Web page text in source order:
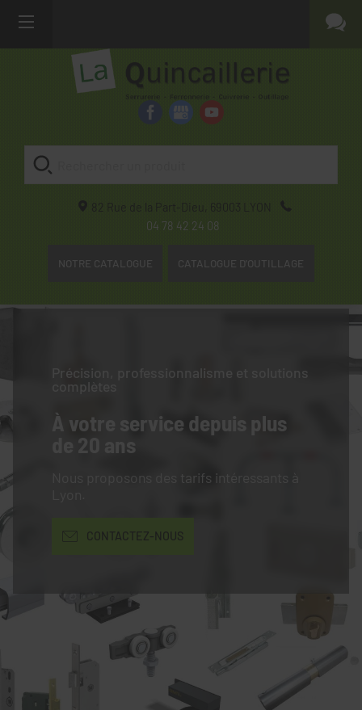
82 Rue de la Part-Dieu, 69003
LYON
04 78 42 24 08
NOTRE CATALOGUE CATALOGUE D'OUTILLAGE
Précision, professionnalisme et solutions
complètes
À votre service depuis plus
de 20 ans
Nous proposons des tarifs intéressants à
CONTACTEZ-NOUS